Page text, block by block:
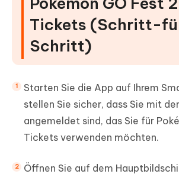
Tickets (Schritt-
Schritt)
Starten Sie die App auf Ihrem
stellen Sie sicher, dass Sie mit
angemeldet sind, das Sie für
Tickets verwenden möchten.
Öffnen Sie auf dem